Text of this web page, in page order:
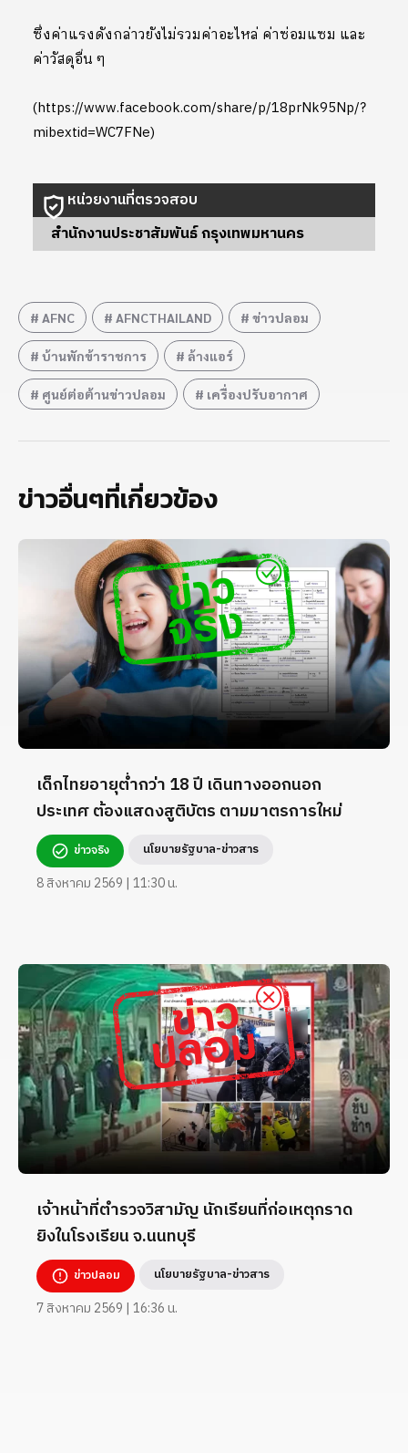
ซึ่งค่าแรงดังกล่าวยังไม่รวมค่าอะไหล่ ค่าซ่อมแซม และ
ค่าวัสดุอื่น ๆ
(https://www.facebook.com/share/p/18prNk95Np/?
mibextid=WC7FNe)
หน่วยงานที่ตรวจสอบ
สำนักงานประชาสัมพันธ์ กรุงเทพมหานคร
AFNC AFNCTHAILAND ข่าวปลอม
บ้านพักข้าราชการ ล้างแอร์
ศูนย์ต่อต้านข่าวปลอม เครื่องปรับอากาศ
ข่าวอื่นๆที่เกี่ยวข้อง
เด็กไทยอายุต่ำกว่า 18 ปี เดินทางออกนอก
ประเทศ ต้องแสดงสูติบัตร ตามมาตรการใหม่
ข่าวจริง นโยบายรัฐบาล-ข่าวสาร
8 สิงหาคม 2569 | 11:30 น.
เจ้าหน้าที่ตำรวจวิสามัญ นักเรียนที่ก่อเหตุกราด
ยิงในโรงเรียน จ.นนทบุรี
ข่าวปลอม นโยบายรัฐบาล-ข่าวสาร
7 สิงหาคม 2569 | 16:36 น.